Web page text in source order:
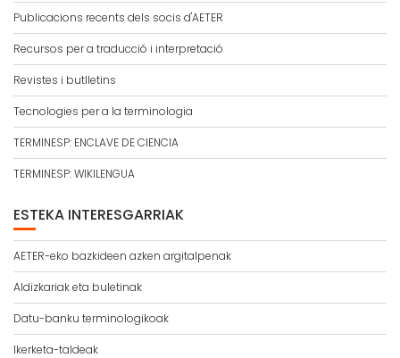
Publicacions recents dels socis d'AETER
Recursos per a traducció i interpretació
Revistes i butlletins
Tecnologies per a la terminologia
TERMINESP: ENCLAVE DE CIENCIA
TERMINESP: WIKILENGUA
ESTEKA INTERESGARRIAK
AETER-eko bazkideen azken argitalpenak
Aldizkariak eta buletinak
Datu-banku terminologikoak
Ikerketa-taldeak